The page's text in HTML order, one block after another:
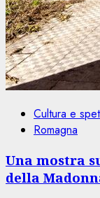
Cultura e
Romagna
Una mostra
della